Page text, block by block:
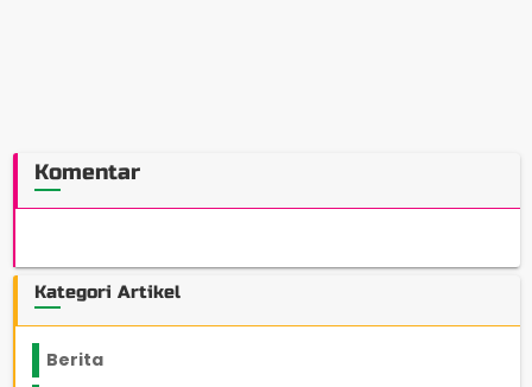
Komentar
Kategori Artikel
Berita